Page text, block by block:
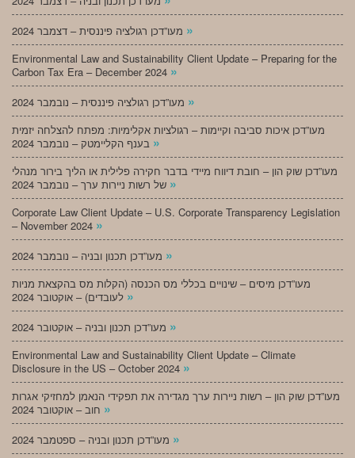
»
Environmental Law and Sustainability Client Update – Preparing for the
Carbon Tax Era – December 2024 »
»
מעו”דכן איכות סביבה וקיימות – רגולציות אקלימיות: מפתח להצלחה יזמית
»
מעו”דכן שוק הון – חובת דיווח מיידי בדבר חקירה פלילית או הליך בירור מנהלי
»
Corporate Law Client Update – U.S. Corporate Transparency Legislation
– November 2024 »
»
מעו”דכן מיסים – שינויים בכללי מס הכנסה (הקלות מס בהקצאת מניות
»
»
Environmental Law and Sustainability Client Update – Climate
Disclosure in the US – October 2024 »
מעו”דכן שוק הון – רשות ניירות ערך מגדירה את תפקידי הנאמן למחזיקי אגרות
»
»